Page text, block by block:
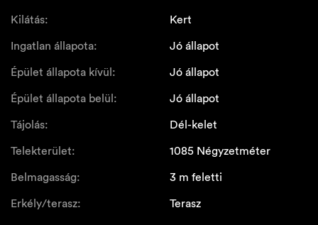
Kilátás: Kert
Ingatlan állapota: Jó állapot
Épület állapota kívül: Jó állapot
Épület állapota belül: Jó állapot
Tájolás: Dél-kelet
Telekterület: 1085 Négyzetméter
Belmagasság: 3 m feletti
Erkély/terasz: Terasz